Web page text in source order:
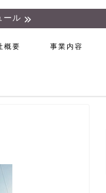
ール
概要 事業内容